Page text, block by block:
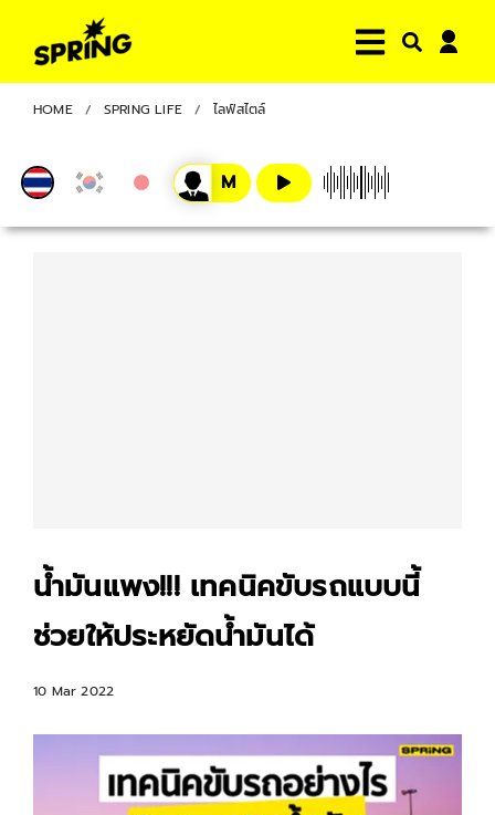
HOME SPRING LIFE ไลฟ์สไตล์
น้ำมันแพง!!! เทคนิคขับรถแบบนี้
ช่วยให้ประหยัดน้ำมันได้
10 Mar 2022